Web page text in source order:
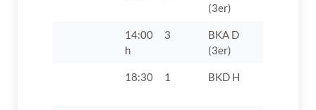
(3er)
14:00
h
3
BKA D
(3er)
18:30 1 BKD H